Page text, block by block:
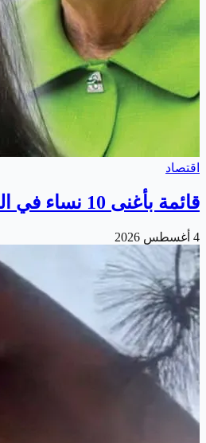
اقتصاد
قائمة بأغنى 10 نساء في العالم
4 أغسطس 2026